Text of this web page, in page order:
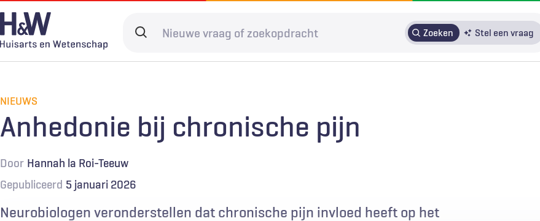
Overslaan
en
naar
gaan
Search
Zoeken Stel een vraag
Spoedzorg
Digitale zorg Levenseinde
Door in te loggen op HAweb krijgt u toegang tot de artikelen
Abonneren
NIEUWS
Anhedonie bij chronische pijn
Door Hannah la Roi-Teeuw
Gepubliceerd 5 januari 2026
Neurobiologen veronderstellen dat chronische pijn invloed heeft op het